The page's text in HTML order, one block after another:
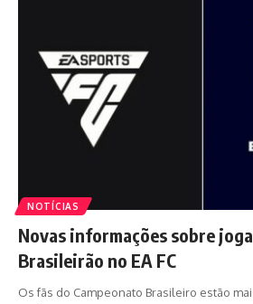
NOTÍCIAS
Novas informações sobre
Brasileirão no EA FC
Os fãs do Campeonato Brasileiro estão